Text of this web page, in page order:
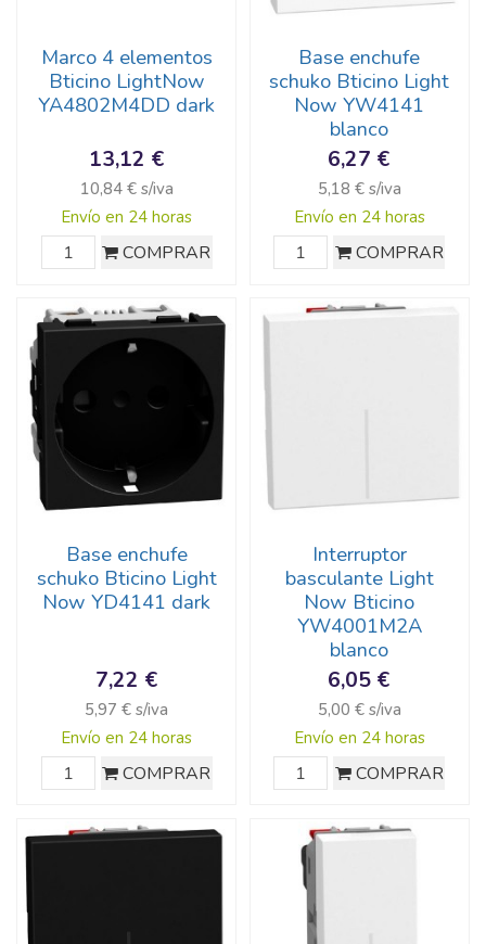
Marco 4 elementos
Bticino LightNow
YA4802M4DD dark
13,12 €
10,84 € s/iva
Envío en 24 horas
COMPRAR
Base enchufe
schuko Bticino Light
Now YW4141
blanco
6,27 €
5,18 € s/iva
Envío en 24 horas
COMPRAR
Base enchufe
schuko Bticino Light
Now YD4141 dark
7,22 €
5,97 € s/iva
Envío en 24 horas
COMPRAR
Interruptor
basculante Light
Now Bticino
YW4001M2A
blanco
6,05 €
5,00 € s/iva
Envío en 24 horas
COMPRAR